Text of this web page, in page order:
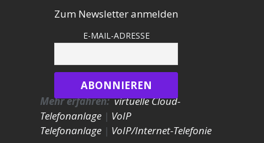
Zum Newsletter anmelden
E-MAIL-ADRESSE
Mehr erfahren:virtuelle Cloud-
Telefonanlage | VoIP
Telefonanlage | VoIP/Internet-Telefonie